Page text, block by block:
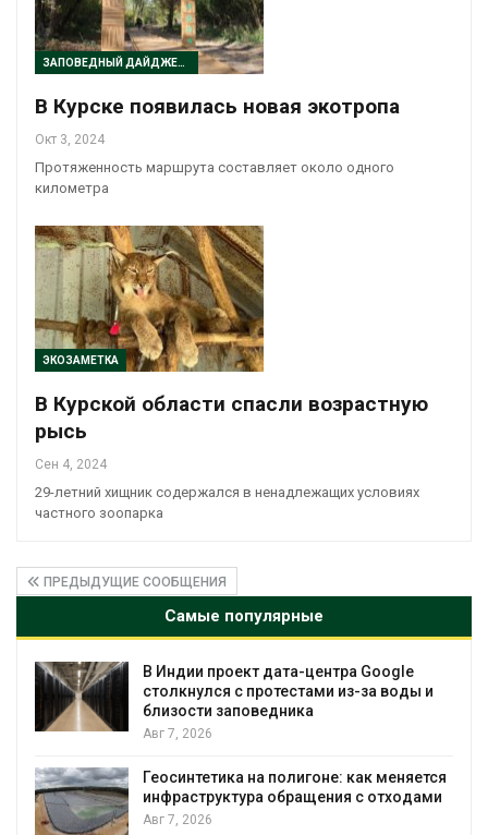
ЗАПОВЕДНЫЙ ДАЙДЖЕСТ
В Курске появилась новая экотропа
Окт 3, 2024
Протяженность маршрута составляет около одного
километра
ЭКОЗАМЕТКА
В Курской области спасли возрастную
рысь
Сен 4, 2024
29-летний хищник содержался в ненадлежащих условиях
частного зоопарка
ПРЕДЫДУЩИЕ СООБЩЕНИЯ
Самые популярные
Дождевая вода с крыш может помочь
городам переживать жару
Авг 7, 2026
строительство мусорных объектов и
уборку контейнерных площадок
Авг 7, 2026